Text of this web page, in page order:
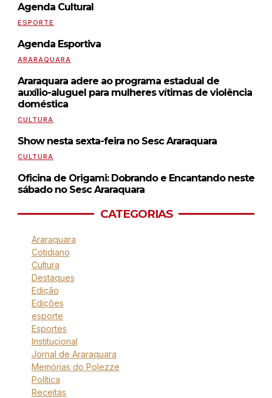
Agenda Cultural
ESPORTE
Agenda Esportiva
ARARAQUARA
Araraquara adere ao programa estadual de
auxílio-aluguel para mulheres vítimas de violência
doméstica
CULTURA
Show nesta sexta-feira no Sesc Araraquara
CULTURA
Oficina de Origami: Dobrando e Encantando neste
sábado no Sesc Araraquara
CATEGORIAS
Araraquara
Cotidiano
Cultura
Destaques
Edição
Edições
esporte
Esportes
Institucional
Jornal de Araraquara
Memórias do Polezze
Política
Receitas